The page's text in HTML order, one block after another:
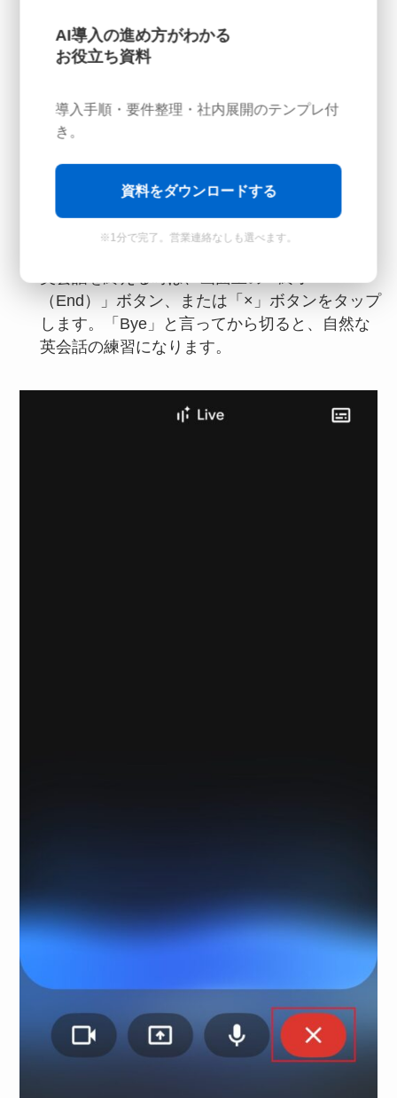
英会話を終える時は、画面上の「終了
（End）」ボタン、または「×」ボタンをタップ
します。「Bye」と言ってから切ると、自然な
英会話の練習になります。
AI導入の進め方がわかる
お役立ち資料
導入手順・要件整理・社内展開のテンプレ付
き。
資料をダウンロードする
※1分で完了。営業連絡なしも選べます。